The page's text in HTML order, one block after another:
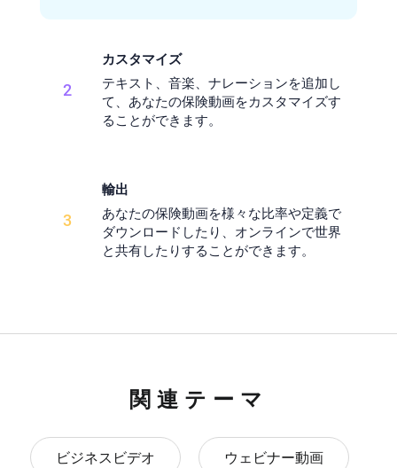
2
カスタマイズ
テキスト、音楽、ナレーションを追加し
て、あなたの保険動画をカスタマイズす
ることができます。
3
輸出
あなたの保険動画を様々な比率や定義で
ダウンロードしたり、オンラインで世界
と共有したりすることができます。
関連テーマ
ビジネスビデオ ウェビナー動画